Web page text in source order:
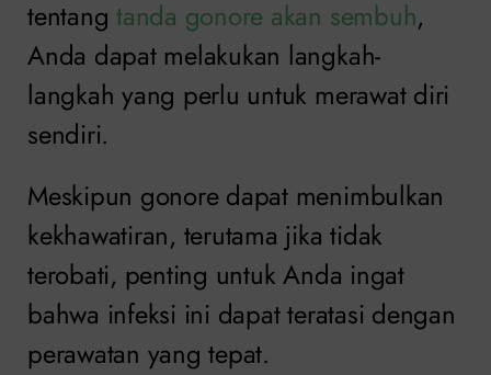
tentangtanda gonore akan sembuh,
Anda dapat melakukan langkah-
langkah yang perlu untuk merawat diri
sendiri.
Meskipun gonore dapat menimbulkan
kekhawatiran, terutama jika tidak
terobati, penting untuk Anda ingat
bahwa infeksi ini dapat teratasi dengan
perawatan yang tepat.